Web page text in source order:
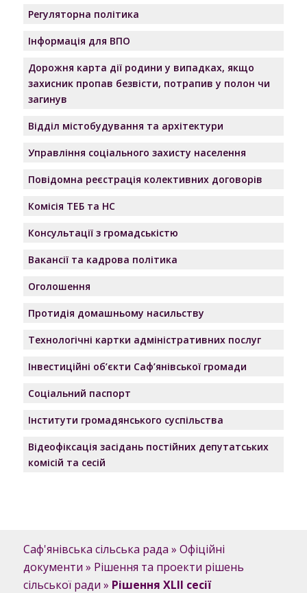
Регуляторна політика
Інформація для ВПО
Дорожня карта дії родини у випадках, якщо
захисник пропав безвісти, потрапив у полон чи
загинув
Відділ містобудування та архітектури
Управління соціального захисту населення
Повідомна реєстрація колективних договорів
Комісія ТЕБ та НС
Консультації з громадськістю
Вакансії та кадрова політика
Оголошення
Протидія домашньому насильству
Технологічні картки адміністративних послуг
Інвестиційні об’єкти Саф’янівської громади
Соціальний паспорт
Інститути громадянського суспільства
Відеофіксація засідань постійних депутатських
комісій та сесій
Саф'янівська сільська рада » Офіційні
документи » Рішення та проекти рішень
сільської ради » Рішення XLII сесії